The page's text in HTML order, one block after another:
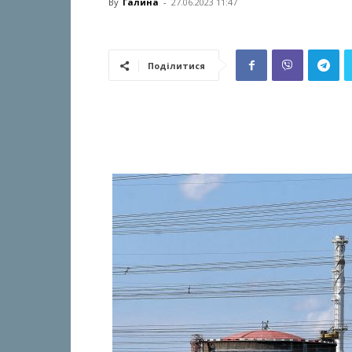
Поділитися